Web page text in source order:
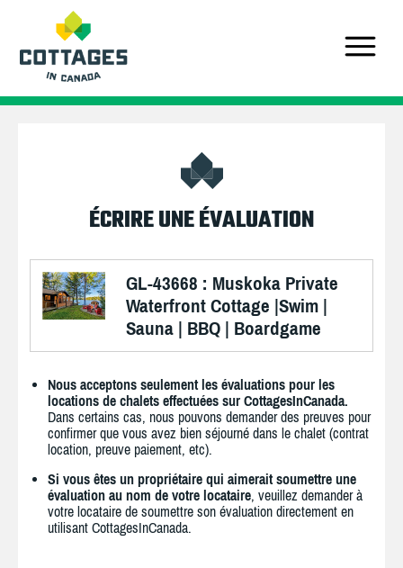
ÉCRIRE UNE ÉVALUATION
GL-43668 : Muskoka Private
Waterfront Cottage |Swim |
Sauna | BBQ | Boardgame
Nous acceptons seulement les évaluations pour les
locations de chalets effectuées sur CottagesInCanada.
Dans certains cas, nous pouvons demander des preuves pour
confirmer que vous avez bien séjourné dans le chalet (contrat
location, preuve paiement, etc).
Si vous êtes un propriétaire qui aimerait soumettre une
évaluation au nom de votre locataire, veuillez demander à
votre locataire de soumettre son évaluation directement en
utilisant CottagesInCanada.